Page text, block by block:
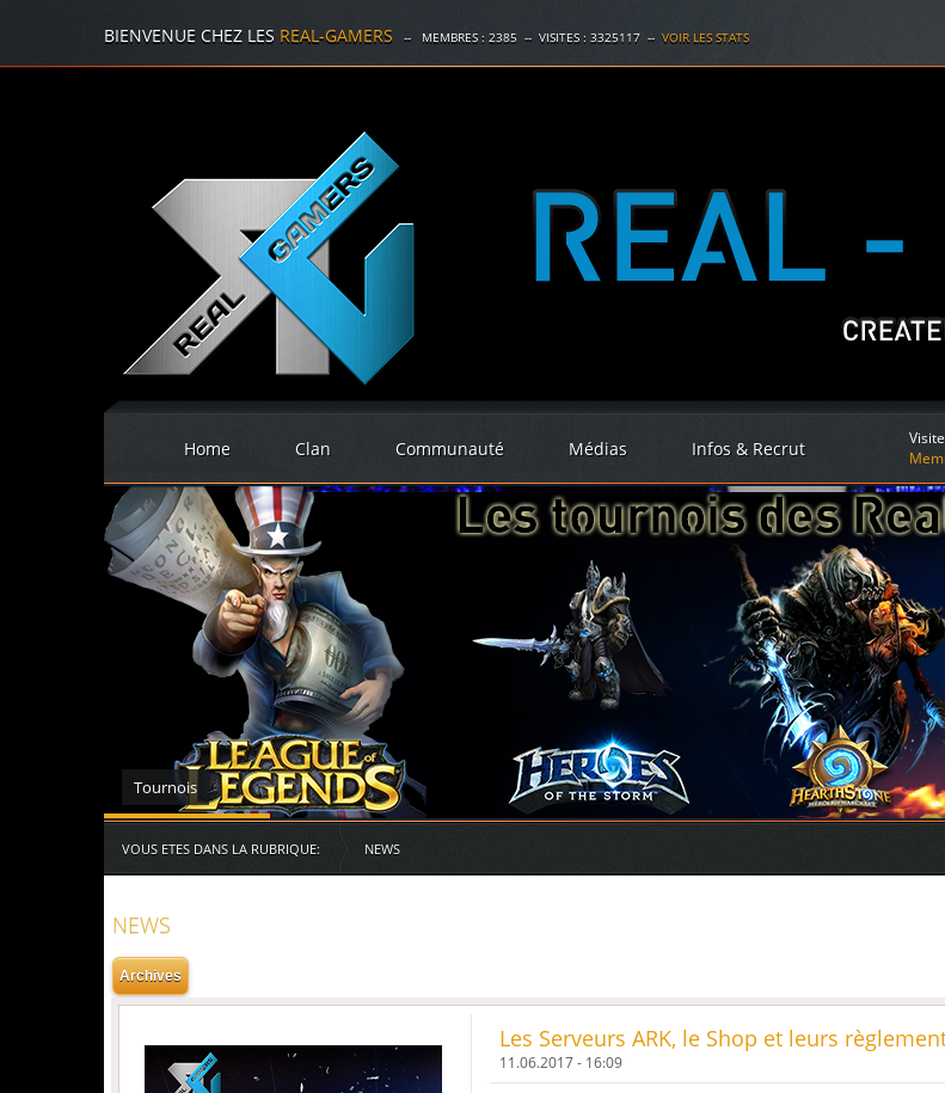
BIENVENUE CHEZ LES REAL-GAMERS -- MEMBRES : 2385 -- VISITES : 3325117 -- VOIR LES STATS
Home Clan Communauté Médias Infos & Recrut
Serveurs des RG
VOUS ETES DANS LA RUBRIQUE: NEWS
NEWS
Les Serveurs ARK, le Shop et leurs
11.06.2017 - 16:09